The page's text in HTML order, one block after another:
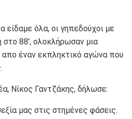
είδαμε όλα, οι γηπεδούχοι με
88′, ολοκλήρωσαν μια
έναν εκπληκτικό αγώνα που
Νίκος Γαντζάκης, δήλωσε:
μας στις στημένες φάσεις.